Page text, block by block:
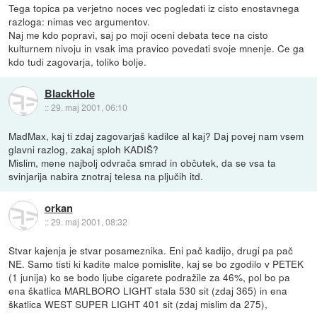
Tega topica pa verjetno noces vec pogledati iz cisto enostavnega
razloga: nimas vec argumentov.
Naj me kdo popravi, saj po moji oceni debata tece na cisto
kulturnem nivoju in vsak ima pravico povedati svoje mnenje. Ce ga
kdo tudi zagovarja, toliko bolje.
BlackHole
::29. maj 2001, 06:10
MadMax, kaj ti zdaj zagovarjaš kadilce al kaj? Daj povej nam vsem
glavni razlog, zakaj sploh KADIŠ?
Mislim, mene najbolj odvrača smrad in občutek, da se vsa ta
svinjarija nabira znotraj telesa na pljučih itd.
orkan
::29. maj 2001, 08:32
Stvar kajenja je stvar posameznika. Eni pač kadijo, drugi pa pač
NE. Samo tisti ki kadite malce pomislite, kaj se bo zgodilo v PETEK
(1 junija) ko se bodo ljube cigarete podražile za 46%, pol bo pa
ena škatlica MARLBORO LIGHT stala 530 sit (zdaj 365) in ena
škatlica WEST SUPER LIGHT 401 sit (zdaj mislim da 275),